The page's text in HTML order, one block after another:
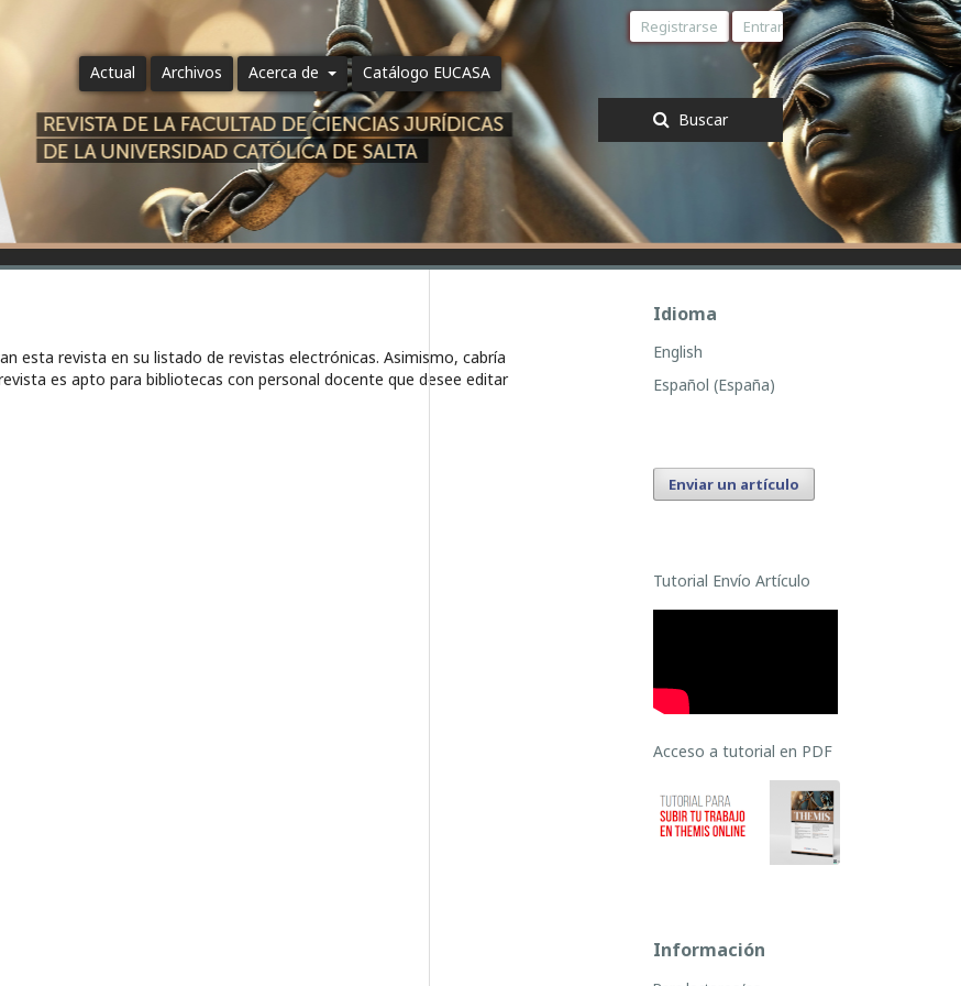
Actual Archivos Acerca de Catálogo EUCASA
Buscar
Registrarse Entrar
esta revista en su listado de revistas electrónicas. Asimismo, cabría
es apto para bibliotecas con personal docente que desee editar
Idioma
English
Español (España)
Enviar un artículo
Tutorial Envío Artículo
Acceso a tutorial en PDF
Información